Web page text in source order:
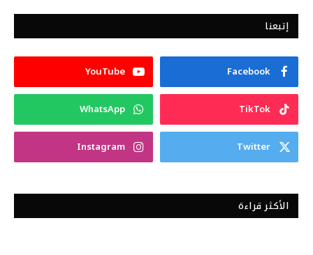
إتبعنا
Facebook
YouTube
TikTok
WhatsApp
Twitter
Instagram
الأكثر قراءة